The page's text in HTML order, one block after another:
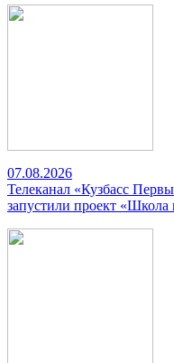
07.08.2026
Телеканал «Кузбасс
запустили проект «Школа